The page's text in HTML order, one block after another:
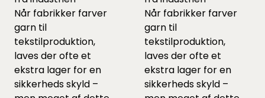
Når fabrikker farver
garn til
tekstilproduktion,
laves der ofte et
ekstra lager for en
sikkerheds skyld –
Når fabrikker farver
garn til
tekstilproduktion,
laves der ofte et
ekstra lager for en
sikkerheds skyld –